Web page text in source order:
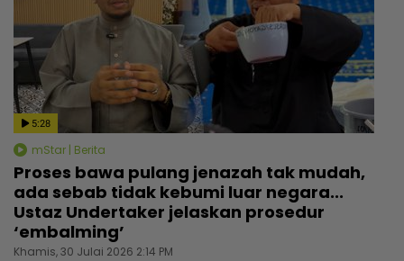
5:28
mStar | Berita
Proses bawa pulang jenazah tak mudah,
ada sebab tidak kebumi luar negara...
Ustaz Undertaker jelaskan prosedur
‘embalming’
Khamis, 30 Julai 2026 2:14 PM